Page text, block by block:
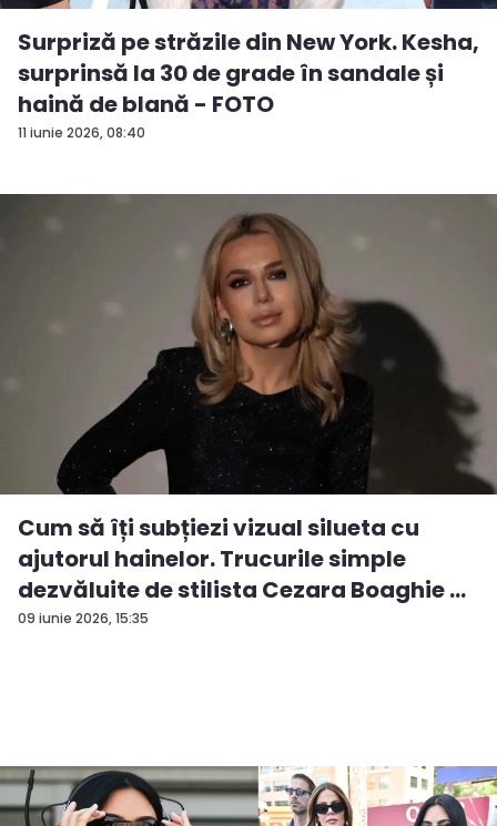
11 iunie 2026, 08:40
Surpriză pe străzile din New York. Kesha,
surprinsă la 30 de grade în sandale și
haină de blană - FOTO
09 iunie 2026, 15:35
Cum să îți subțiezi vizual silueta cu
ajutorul hainelor. Trucurile simple
dezvăluite de stilista Cezara Boaghie ...